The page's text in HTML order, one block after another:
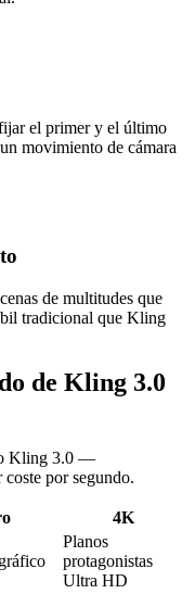
el primer y el último
movimiento de cámara
de multitudes que
tradicional que Kling
de Kling 3.0
Kling 3.0 —
por segundo.
4K
Planos
protagonistas
Ultra HD